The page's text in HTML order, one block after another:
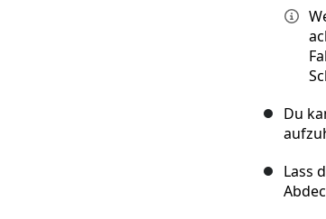
Du
Lass